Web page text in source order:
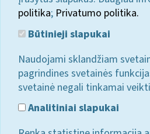
politika; Privatumo politika.
Būtinieji slapukai
Naudojami sklandžiam
pagrindines svetainės
svetainė negali tinkamai
Analitiniai slapukai